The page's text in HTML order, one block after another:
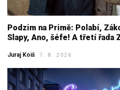
Podzim na Primě: Polabí,
Slapy, Ano, šéfe! A třetí řada
Juraj Koiš 7. 8. 2026